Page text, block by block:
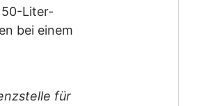
Liter-
bei einem
für